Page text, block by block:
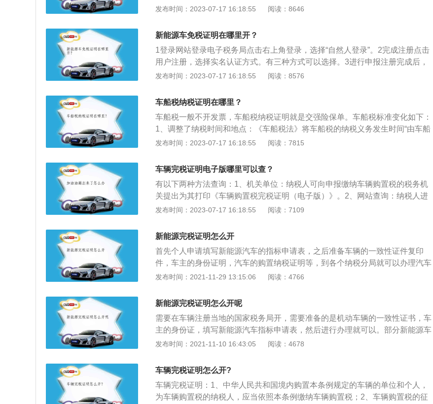
务局平台查询亦可自行通过本省（自治区、直辖市和计划单列市）电子税务局等
发布时间：2023-07-17 16:18:55 阅读：8646
新能源车免税证明在哪里开？
1登录网站登录电子税务局点击右上角登录，选择“自然人登录”。2完成注册点击
用户注册，选择实名认证方式。有三种方式可以选择。3进行申报注册完成后，
在办税栏目下选择车购税，进入申报流程。
发布时间：2023-07-17 16:18:55 阅读：8576
车船税纳税证明在哪里？
车船税一般不开发票，车船税纳税证明就是交强险保单。车船税标准变化如下：
1、调整了纳税时间和地点：《车船税法》将车船税的纳税义务发生时间“由车船
管理部门核发的车船登记证书或者行驶证书所记载日期的当月”调整为“取得车船
记地或扣缴义务人所在地”。2、完善了税收优惠：除保留原《车船税暂行条例》
规定的省、自治区、直辖市人民政府可以对公共交通车船给予定期减免税优惠
外，还增加了对节约能源、使用新能源的车船减免税等税收优惠。3、优化了税
负结构：一是增加了大排量乘用车的税负，排量越大税额越高；二是对挂车按相
同整备质量的货车税额的50%计算应纳税额；三是大幅增加了游艇的税负。
发布时间：2023-07-17 16:18:55 阅读：7815
车辆完税证明电子版哪里可以查？
有以下两种方法查询：1、机关单位：纳税人可向申报缴纳车辆购置税的税务机
关提出为其打印《车辆购置税完税证明（电子版）》。2、网站查询：纳税人进
入所在省份的税务局网站，实名登录电子税务局进行网上查验等。3、具体路径
完税证明”，输入车辆的车架号，点击查询即可。
发布时间：2023-07-17 16:18:55 阅读：7109
新能源完税证明怎么开
首先个人申请填写新能源汽车的指标申请表，之后准备车辆的一致性证件复印
件，车主的身份证明，汽车的购置纳税证明等，到各个纳税分局就可以办理汽车
的完税证明了。新能源汽车是采用非常规的车用燃料作为动力来源的汽车，主要
的新能源汽车，大部分为混合动力汽车和纯电动汽车，纯电动汽车是采用蓄电池
作为动力源的汽车，通过蓄电池向电动机提供电能，驱动电动机运转，从而使汽
车运行。混合动力汽车是燃料燃烧和电动机共同提供动能的一款汽车，达到节能
环保的效果。
发布时间：2021-11-29 13:15:06 阅读：4766
新能源完税证明怎么开呢
需要在车辆注册当地的国家税务局开，需要准备的是机动车辆的一致性证书，车
主的身份证，填写新能源汽车指标申请表，然后进行办理就可以。部分新能源车
型是可以免交购置税的，只需要携带证件到国税机关开出证明就可以，然后携带
人已经合法的缴纳了税费，给予完税证明作为凭证。机动车辆开具完税证明之
后，可以携带车辆的相关手续去办理上牌，如果缺少完税证明是不可以去办理
的。
发布时间：2021-11-10 16:43:05 阅读：4678
车辆完税证明怎么开?
车辆完税证明：1、中华人民共和国境内购置本条例规定的车辆的单位和个人，
为车辆购置税的纳税人，应当依照本条例缴纳车辆购置税；2、车辆购置税的征